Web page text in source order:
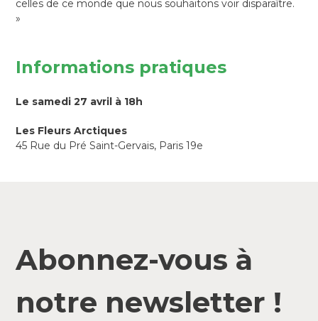
celles de ce monde que nous souhaitons voir disparaître.
»
Informations pratiques
Le samedi 27 avril à 18h
Les Fleurs Arctiques
45 Rue du Pré Saint-Gervais, Paris 19e
Abonnez-vous à
notre newsletter !